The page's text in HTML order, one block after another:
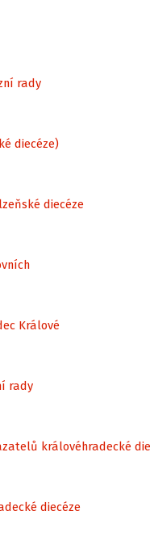
rady
diecéze)
diecéze
Králové
rady
královéhradecké
diecéze